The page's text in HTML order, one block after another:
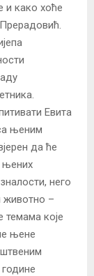
и како хоће
Евита
њеним
да ће
њених
него
животно –
темама које
њене